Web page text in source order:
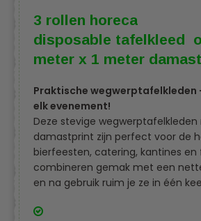
3 rollen horeca
disposable tafelkleed
meter x 1 meter
Praktische wegwerptafelkleden
elk evenement!
Deze stevige
damastprint zijn perfect voor de
bierfeesten, catering, kantines en
combineren gemak met een
en na gebruik ruim je ze in één